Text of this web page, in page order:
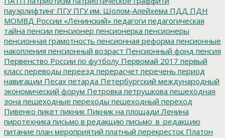
пауэрлифтинг ПГУПГУ им. Шолом-Алейхема ПДД ПДН
МОМВД России «Ленинский» педагоги педагогическая
тайна пенсии пенсионер пенсионерка пенсионеры
пенсионная грамотность пенсионная реформа пенсионные
накопления пенсионный возраст Пенсионный фонд пенсия
Первенство России по футболу Первомай 2017 первый
класс переводы переезд перерасчет перечень период
навигации Песах петарда Петербургский международный
экономический форум Петровка петрушкова пешеходная
зона пешеходные переходы пешеходный переход
Пивенко пикет пикник Пикник на площади Ленина
пиротехника письмо в редакцию письмо_в_редакцию
питание план мероприятий платный перекресток Платон